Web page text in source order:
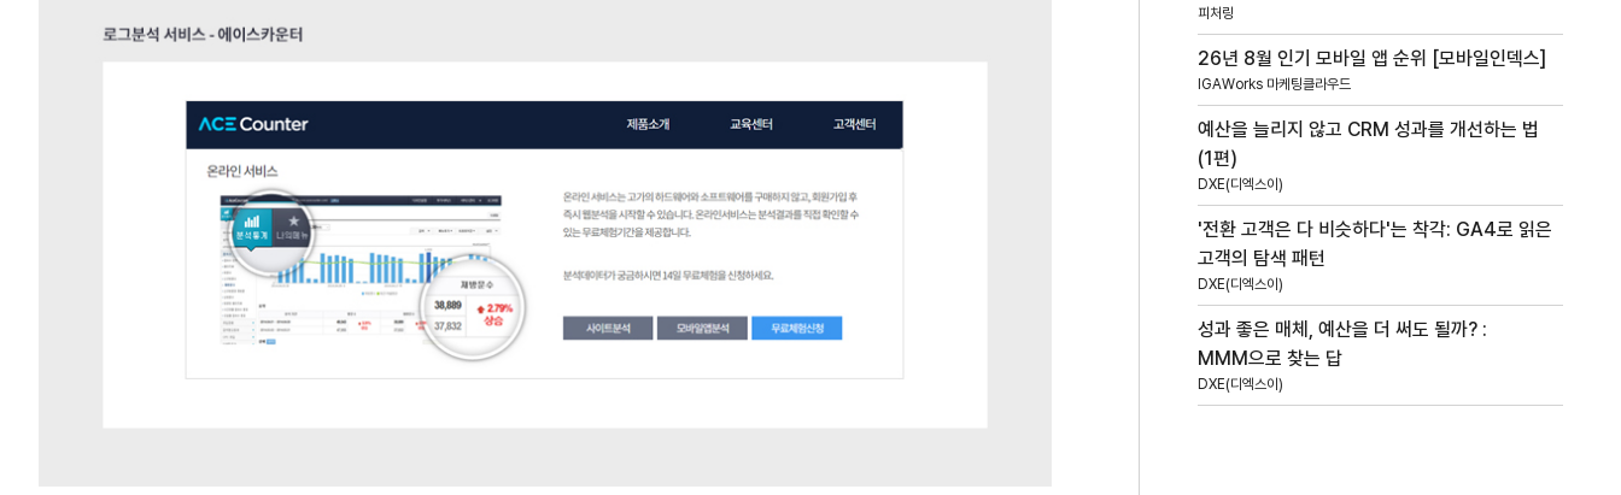
피처링
26년 8월 인기 모바일 앱 순위 [모바일인덱스]
IGAWorks 마케팅클라우드
예산을 늘리지 않고 CRM 성과를 개선하는 법
(1편)
DXE(디엑스이)
'전환 고객은 다 비슷하다'는 착각: GA4로 읽은
고객의 탐색 패턴
DXE(디엑스이)
성과 좋은 매체, 예산을 더 써도 될까? :
MMM으로 찾는 답
DXE(디엑스이)